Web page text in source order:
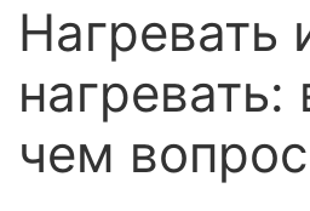
Нагревать
нагревать:
чем